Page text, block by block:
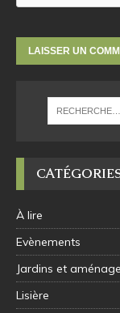
À lire
Evènements
Jardins et
Lisière